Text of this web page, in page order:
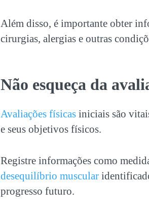
Além disso, é importante obter
cirurgias, alergias e outras
Não esqueça da
Avaliações físicas iniciais são
e seus objetivos físicos.
Registre informações como
desequilíbrio muscular
progresso futuro.